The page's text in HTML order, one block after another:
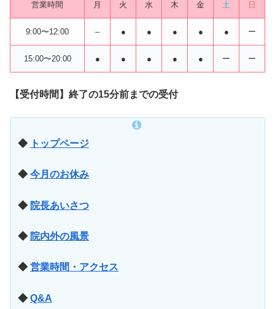
営業時間 月 火 水 木 金 土 日
9:00〜12:00 – ● ● ● ● ● ー
15:00〜20:00 ● ● ● ● ● ー ー
【受付時間】終了の15分前までの受付
◆ トップページ
◆ 今月のお休み
◆ 院長あいさつ
◆ 院内外の風景
◆ 営業時間・アクセス
◆ Q&A